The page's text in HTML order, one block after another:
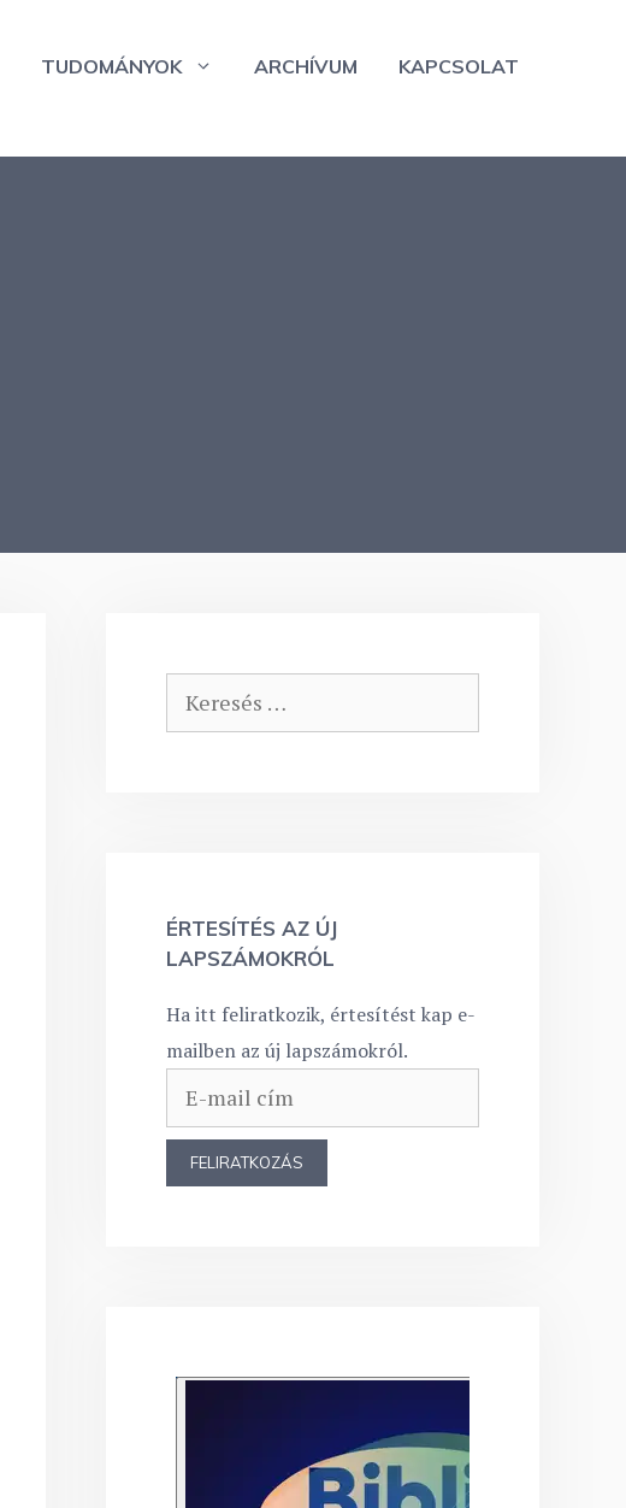
TUDOMÁNYOK ARCHÍVUM KAPCSOLAT
Keresés:
ÉRTESÍTÉS AZ ÚJ
LAPSZÁMOKRÓL
Ha itt feliratkozik, értesítést kap e-
mailben az új lapszámokról.